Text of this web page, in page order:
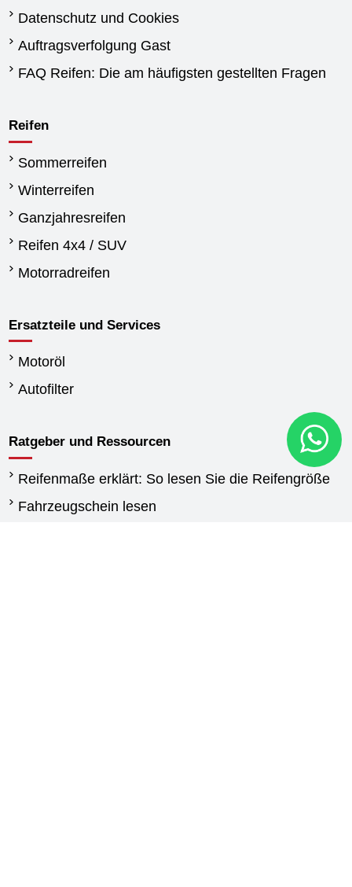
Datenschutz und Cookies
Auftragsverfolgung Gast
FAQ Reifen: Die am häufigsten gestellten Fragen
Reifen
Sommerreifen
Winterreifen
Ganzjahresreifen
Reifen 4x4 / SUV
Motorradreifen
Ersatzteile und Services
Motoröl
Autofilter
Ratgeber und Ressourcen
Reifenmaße erklärt: So lesen Sie die Reifengröße
Fahrzeugschein lesen